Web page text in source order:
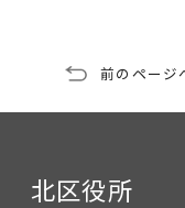
前のページ
北区役所